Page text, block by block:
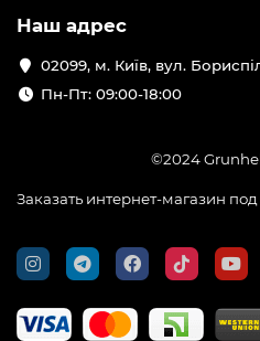
Наш адрес
02099, м. Київ, вул.
Пн-Пт: 09:00-18:00
©2024
Заказать интернет-магазин